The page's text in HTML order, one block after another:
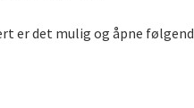
er det mulig og åpne